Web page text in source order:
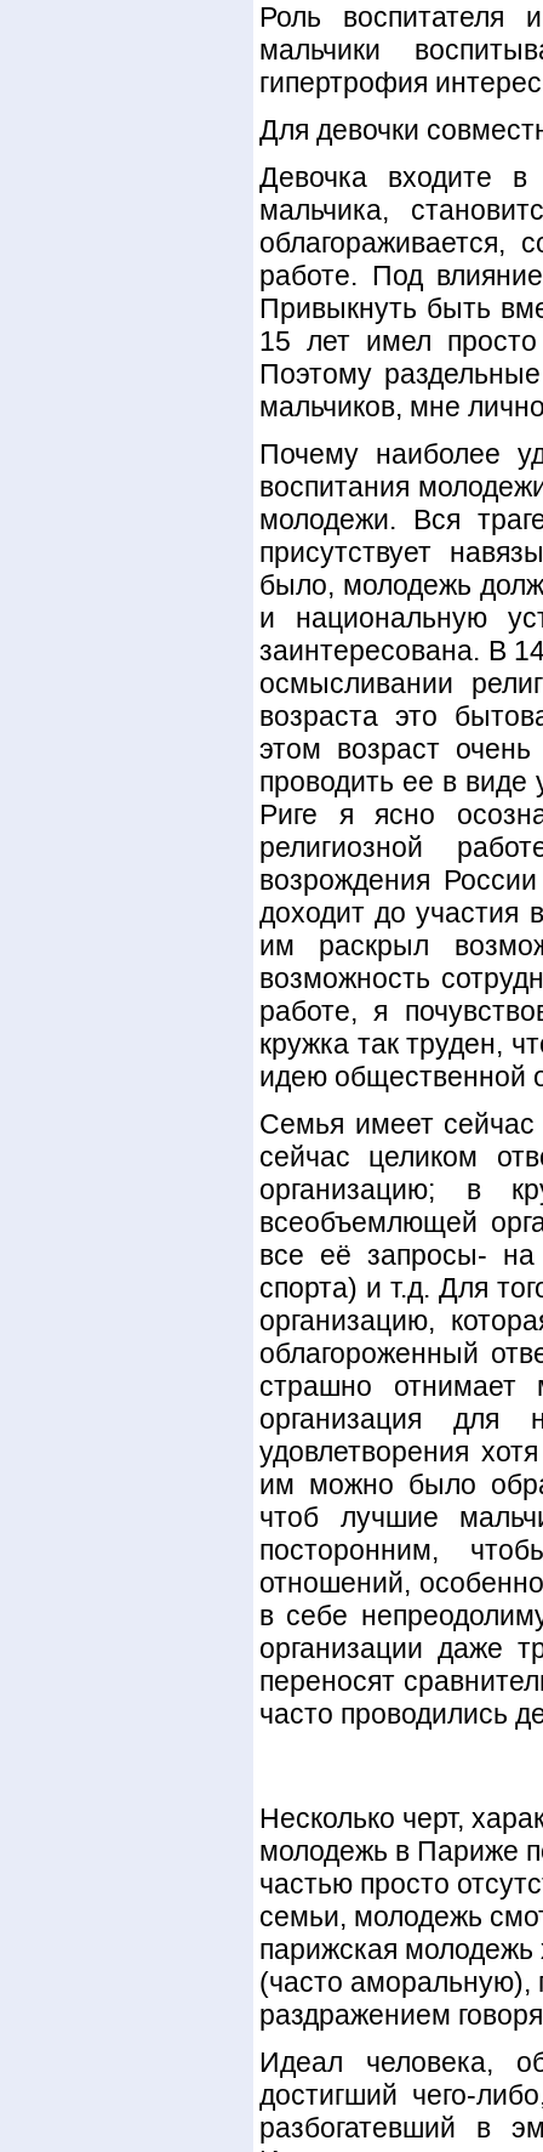
Роль воспитателя
мальчики
гипертрофия
Для девочки
Девочка входите
мальчика,
облагораживается,
работе. Под
Привыкнуть быть
15 лет имел
Поэтому
мальчиков, мне
Почему наиболее
воспитания
молодежи. Вся
присутствует
было, молодежь
и национальную
заинтересована. В
осмысливании
возраста это
этом возраст
проводить ее в
Риге я ясно
религиозной
возрождения
доходит до участия
им раскрыл
возможность
работе, я
кружка так труден,
идею общественной
Семья имеет
сейчас целиком
организацию; в
всеобъемлющей
все её запросы- на
спорта) и т.д. Для
организацию,
облагороженный
страшно
организация
удовлетворения
им можно было
чтоб лучшие
посторонним,
отношений,
в себе
организации даже
переносят
часто проводились
Несколько черт,
молодежь в Париже
частью просто
семьи, молодежь
парижская молодежь
(часто аморальную),
раздражением
Идеал человека,
достигший чего-
разбогатевший в